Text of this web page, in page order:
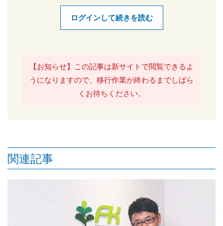
ログインして続きを読む
【お知らせ】この記事は新サイトで閲覧できるよ
うになりますので、移行作業が終わるまでしばら
くお待ちください。
関連記事